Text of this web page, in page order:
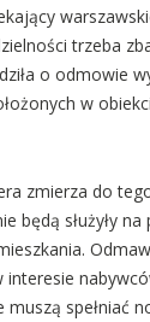
trzeba
o odmowie
w
zmierza do
będą służyły na
interesie
spełniać